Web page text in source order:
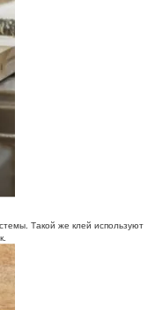
Такой же клей используют